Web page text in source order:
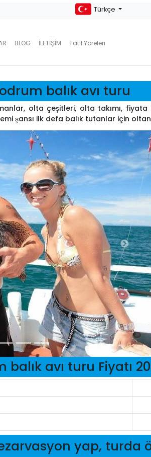
BLOG İLETIŞIM Tatil Yöreleri
Türkçe
balık avı turu
olta çeşitleri, olta takımı,
şansı ilk defa balık tutanlar için
balık avı turu Fiyatı
yap, turda